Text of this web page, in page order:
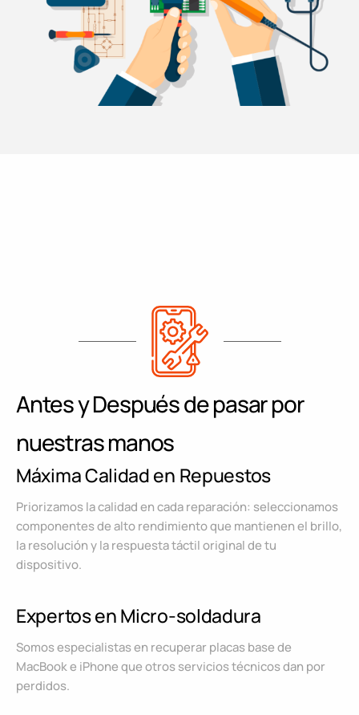
Antes y Después de pasar por
nuestras manos
Máxima Calidad en Repuestos
Priorizamos la calidad en cada reparación: seleccionamos
componentes de alto rendimiento que mantienen el brillo,
la resolución y la respuesta táctil original de tu
dispositivo.
Expertos en Micro-soldadura
Somos especialistas en recuperar placas base de
MacBook e iPhone que otros servicios técnicos dan por
perdidos.